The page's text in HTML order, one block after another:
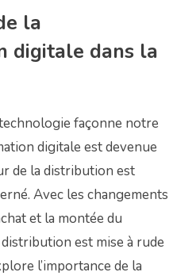
la
digitale dans la
façonne notre
digitale est devenue
de la distribution est
Avec les changements
et la montée du
est mise à rude
l’importance de la